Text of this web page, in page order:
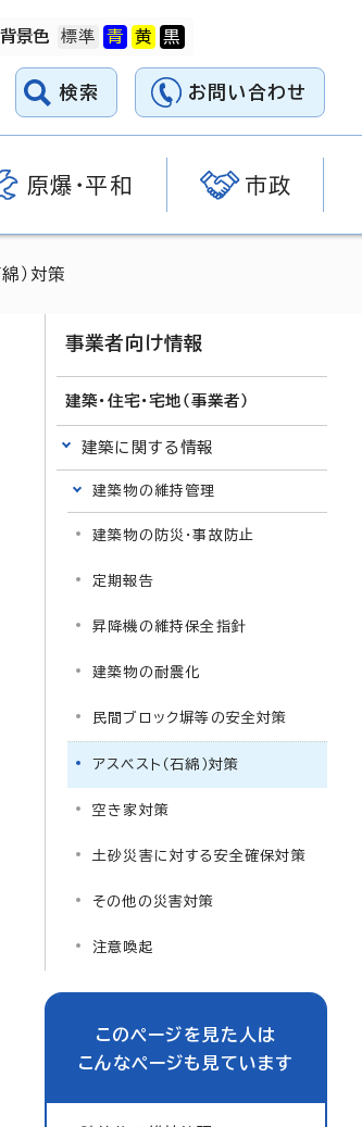
背景色
検索 お問い合わせ
原爆・平和 市政
）対策
事業者向け情報
建築・住宅・宅地（事業者）
建築に関する情報
建築物の維持管理
建築物の防災・事故防止
定期報告
昇降機の維持保全指針
建築物の耐震化
民間ブロック塀等の安全対策
アスベスト（石綿）対策
空き家対策
土砂災害に対する安全確保対策
その他の災害対策
注意喚起
このページを見た人は
こんなページも見ています